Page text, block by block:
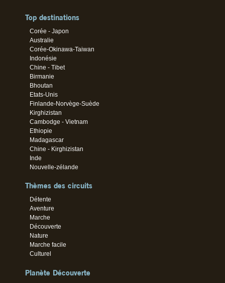
Top destinations
Corée - Japon
Australie
Corée-Okinawa-Taiwan
Indonésie
Chine - Tibet
Birmanie
Bhoutan
Etats-Unis
Finlande-Norvège-Suède
Kirghizistan
Cambodge - Vietnam
Ethiopie
Madagascar
Chine - Kirghizistan
Inde
Nouvelle-zélande
Thèmes des circuits
Détente
Aventure
Marche
Découverte
Nature
Marche facile
Culturel
Planète Découverte